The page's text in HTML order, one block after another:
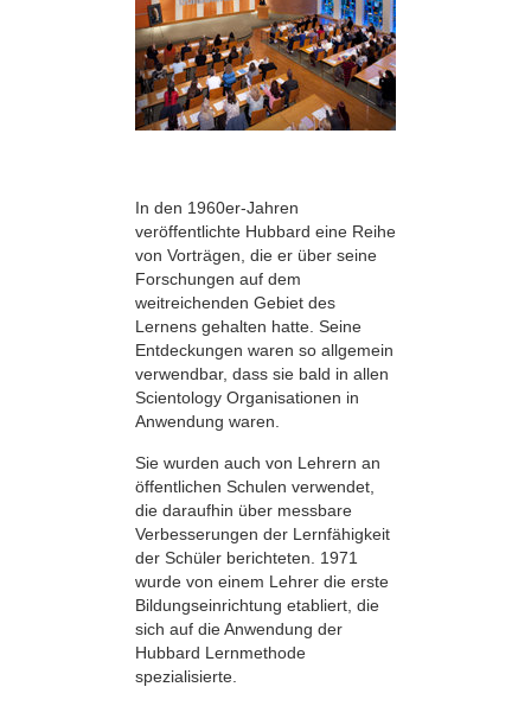
In den 1960er-Jahren
veröffentlichte Hubbard eine Reihe
von Vorträgen, die er über seine
Forschungen auf dem
weitreichenden Gebiet des
Lernens gehalten hatte. Seine
Entdeckungen waren so allgemein
verwendbar, dass sie bald in allen
Scientology Organisationen in
Anwendung waren.
Sie wurden auch von Lehrern an
öffentlichen Schulen verwendet,
die daraufhin über messbare
Verbesserungen der Lernfähigkeit
der Schüler berichteten. 1971
wurde von einem Lehrer die erste
Bildungseinrichtung etabliert, die
sich auf die Anwendung der
Hubbard Lernmethode
spezialisierte.